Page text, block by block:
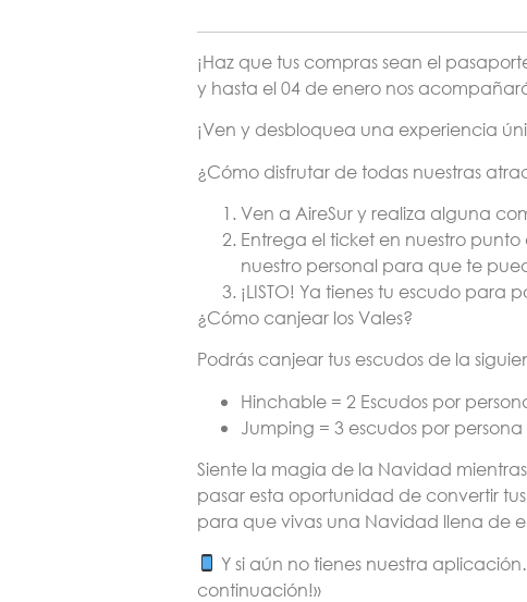
¡Haz que tus compras sean el
y hasta el 04 de enero nos
¡Ven y desbloquea una experiencia
¿Cómo disfrutar de todas nuestras
Ven a AireSur y realiza alguna
Entrega el ticket en nuestro
nuestro personal para que te
¡LISTO! Ya tienes tu escudo
¿Cómo canjear los Vales?
Podrás canjear tus escudos de la
Hinchable = 2 Escudos por
Jumping = 3 escudos por persona
Siente la magia de la Navidad mientras
pasar esta oportunidad de convertir
para que vivas una Navidad llena de
Y si aún no tienes nuestra
continuación!»